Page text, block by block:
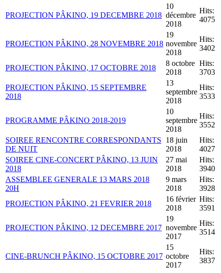
PROJECTION PÂKINO, 19 DECEMBRE 2018
10
décembre
2018
Hits:
4075
PROJECTION PÂKINO, 28 NOVEMBRE 2018
19
novembre
2018
Hits:
3402
PROJECTION PÂKINO, 17 OCTOBRE 2018
8 octobre
2018
Hits:
3703
PROJECTION PÂKINO, 15 SEPTEMBRE
2018
13
septembre
2018
Hits:
3533
PROGRAMME PÂKINO 2018-2019
10
septembre
2018
Hits:
3552
SOIREE RENCONTRE CORRESPONDANTS
DE NUIT
18 juin
2018
Hits:
4027
SOIREE CINE-CONCERT PÂKINO, 13 JUIN
2018
27 mai
2018
Hits:
3940
ASSEMBLEE GENERALE 13 MARS 2018
20H
9 mars
2018
Hits:
3928
PROJECTION PÂKINO, 21 FEVRIER 2018
16 février
2018
Hits:
3591
PROJECTION PÂKINO, 12 DECEMBRE 2017
19
novembre
2017
Hits:
3514
CINE-BRUNCH PÂKINO, 15 OCTOBRE 2017
15
octobre
2017
Hits:
3837